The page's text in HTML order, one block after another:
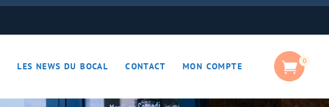
LES NEWS DU BOCAL CONTACT MON COMPTE 0